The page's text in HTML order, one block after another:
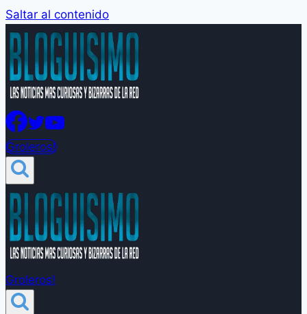
Saltar al contenido
Groleros!
Groleros!